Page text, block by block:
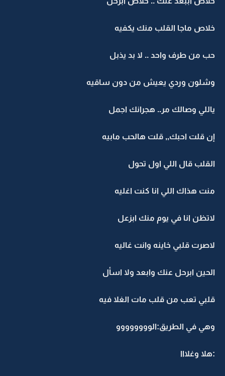
خلاص ماجا القلب منك يكفيه
حب من طرف واحد .. لا بد يذبل
وشلون وردي يعيش من دون ساقيه
ياللي وصالك مر.. هجرانك اجمل
إن قلت احبك,, قلت هالحب مابيه
القلب قال اللي اول تحول
منت هذاك اللي انا كنت اغليه
لاتظن انا في يوم منك ابزعل
لاصرت قلبي خاينه وانت غاليه
الحين ابرحل عنك وابعد ولا اسأل
قلبي تعب من قلب مات الغلا فيه
وهي في الطريق:الوووووووو
:هلا وغلااا